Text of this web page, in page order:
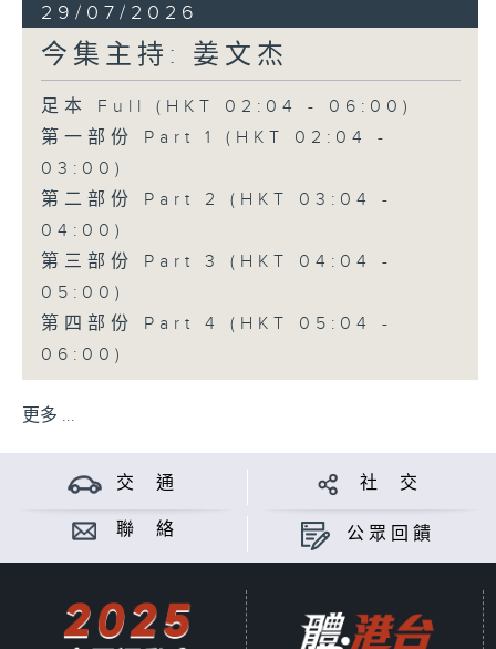
29/07/2026
今集主持: 姜文杰
足本 Full (HKT 02:04 - 06:00)
第一部份 Part 1 (HKT 02:04 -
03:00)
第二部份 Part 2 (HKT 03:04 -
04:00)
第三部份 Part 3 (HKT 04:04 -
05:00)
第四部份 Part 4 (HKT 05:04 -
06:00)
更多 ...
交 通 社 交
聯 絡 公眾回饋